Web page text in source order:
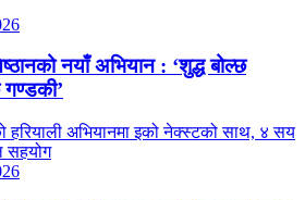
नयाँ अभियान : ‘शुद्ध बोल्छ